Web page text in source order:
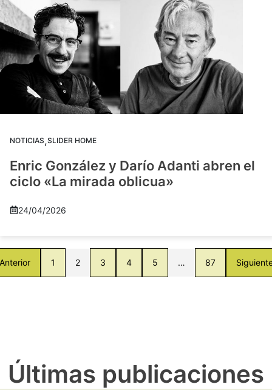
NOTICIAS,SLIDER HOME
Enric González y Darío Adanti abren el
ciclo «La mirada oblicua»
24/04/2026
1 2 3 4 5 … 87
Últimas publicaciones